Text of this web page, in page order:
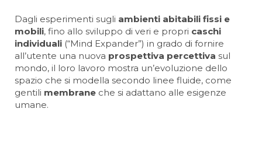
Dagli esperimenti sugli ambienti abitabili fissi e
mobili, fino allo sviluppo di veri e propri caschi
individuali (“Mind Expander”) in grado di fornire
all’utente una nuova prospettiva percettiva sul
mondo, il loro lavoro mostra un’evoluzione dello
spazio che si modella secondo linee fluide, come
gentili membrane che si adattano alle esigenze
umane.